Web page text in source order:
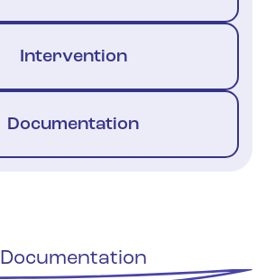
Intervention
Documentation
Documentation